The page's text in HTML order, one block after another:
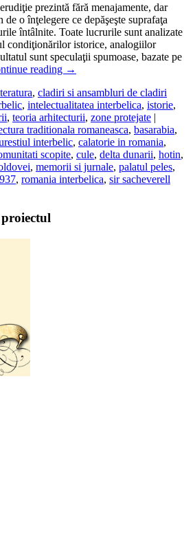
prezintă fără menajamente, dar
o înţelegere ce depăşeşte suprafaţa
întâlnite. Toate lucrurile sunt analizate
condiţionărilor istorice, analogiilor
sunt speculaţii spumoase, bazate pe
reading →
, cladiri si ansambluri de cladiri
, intelectualitatea interbelica, istorie,
, teoria arhitecturii, zone protejate |
traditionala romaneasca, basarabia,
interbelic, calatorie in romania,
scopite, cule, delta dunarii, hotin,
, memorii si jurnale, palatul peles,
, romania interbelica, sir sacheverell